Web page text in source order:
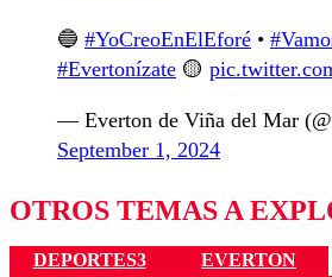
🔵 #YoCreoEnElEforé •
#Evertonízate 🟡
— Everton de Viña del Mar
September 1, 2024
OTROS TEMAS A
DEPORTES3
EVERTON